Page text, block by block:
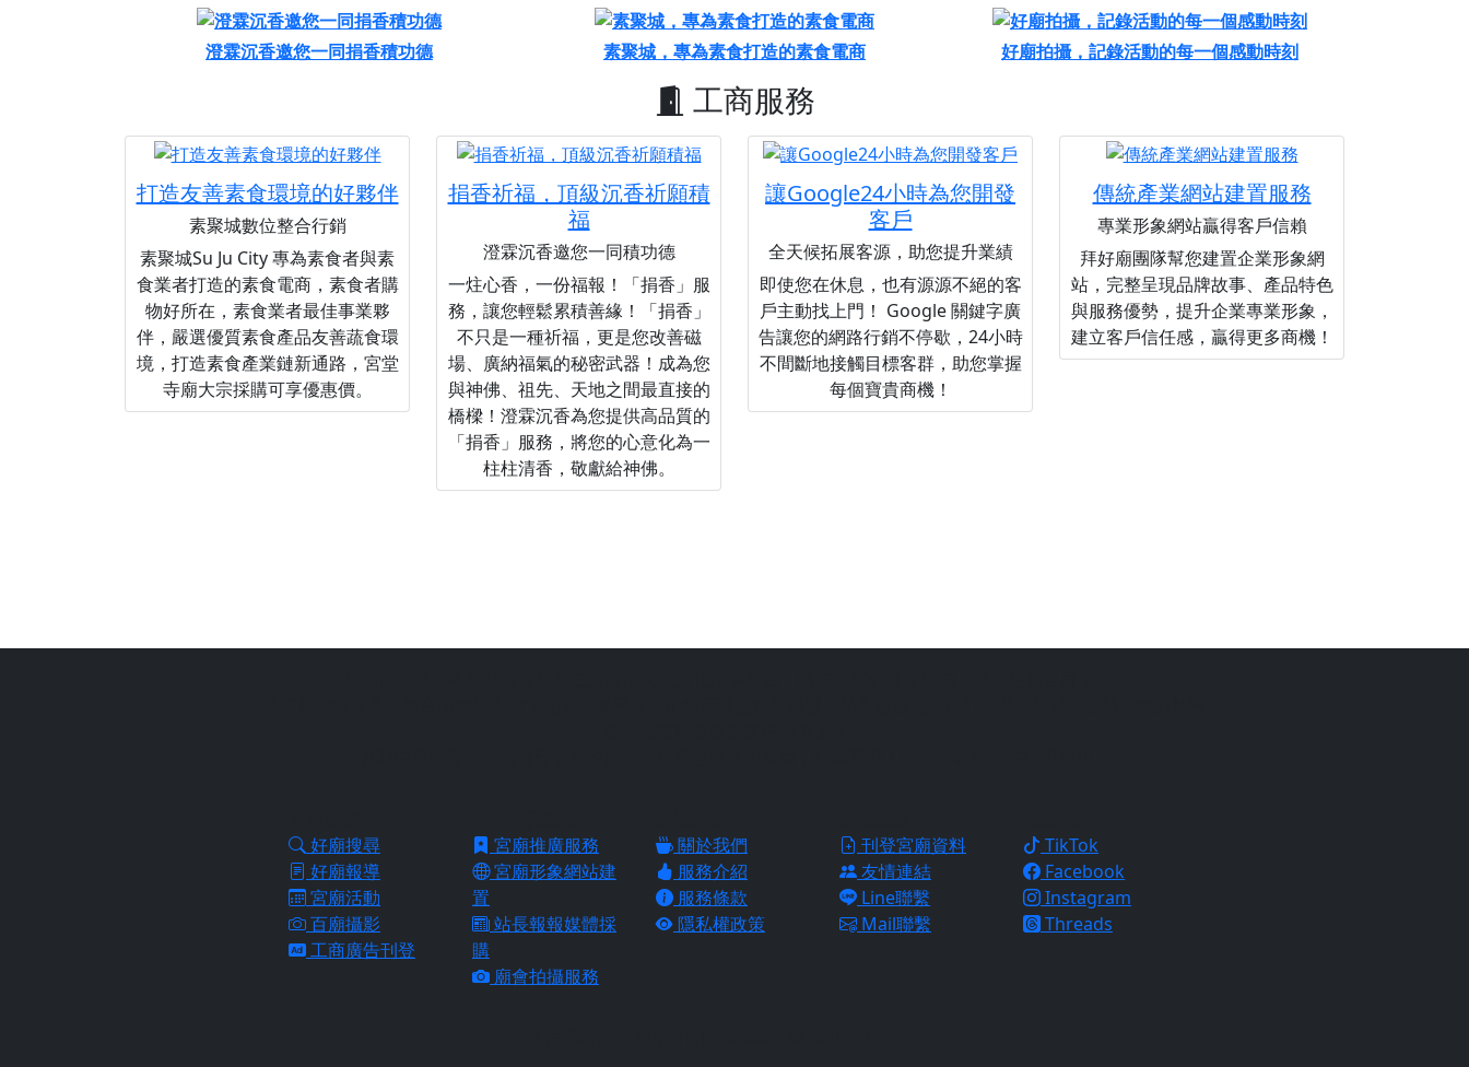
澄霖沉香邀您一同捐香積功德 素聚城，專為素食打造的素食電商 好廟拍攝，記錄活動的每一個感動時刻
工商服務
打造友善素食環境的好夥伴
素聚城數位整合行銷
素聚城Su Ju City 專為素食者與素
食業者打造的素食電商，素食者購
物好所在，素食業者最佳事業夥
伴，嚴選優質素食產品友善蔬食環
境，打造素食產業鏈新通路，宮堂
寺廟大宗採購可享優惠價。
捐香祈福，頂級沉香祈願積
福
澄霖沉香邀您一同積功德
一炷心香，一份福報！「捐香」服
務，讓您輕鬆累積善緣！「捐香」
不只是一種祈福，更是您改善磁
場、廣納福氣的秘密武器！成為您
與神佛、祖先、天地之間最直接的
橋樑！澄霖沉香為您提供高品質的
「捐香」服務，將您的心意化為一
柱柱清香，敬獻給神佛。
讓Google24小時為您開發
客戶
全天候拓展客源，助您提升業績
即使您在休息，也有源源不絕的客
戶主動找上門！ Google 關鍵字廣
告讓您的網路行銷不停歇，24小時
不間斷地接觸目標客群，助您掌握
每個寶貴商機！
傳統產業網站建置服務
專業形象網站贏得客戶信賴
拜好廟團隊幫您建置企業形象網
站，完整呈現品牌故事、產品特色
與服務優勢，提升企業專業形象，
建立客戶信任感，贏得更多商機！
好廟搜尋
好廟報導
宮廟活動
百廟攝影
工商廣告刊登
宮廟推廣服務
宮廟形象網站建
置
站長報報媒體採
購
廟會拍攝服務
關於我們
服務介紹
服務條款
隱私權政策
刊登宮廟資料
友情連結
Line聯繫
Mail聯繫
TikTok
Facebook
Instagram
Threads